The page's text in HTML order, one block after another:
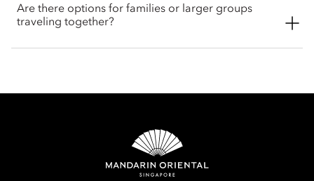
Bay Penthouse, located on the hotel’s uppermost floor. This
393-square-meter (4,230-square-foot) penthouse features four
Are there options for families or larger groups
traveling together?